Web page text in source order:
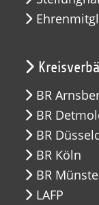
BR
BR
BR
BR Köln
BR
LAFP